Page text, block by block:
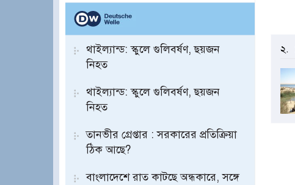
থাইল্যান্ড: স্কুলে গুলিবর্ষণ, ছয়জন
নিহত
থাইল্যান্ড: স্কুলে গুলিবর্ষণ, ছয়জন
নিহত
তানভীর গ্রেপ্তার : সরকারের প্রতিক্রিয়া
ঠিক আছে?
বাংলাদেশে রাত কাটছে অন্ধকারে, সঙ্গে
২.